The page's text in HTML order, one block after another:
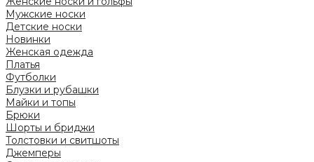
Мужские носки
Детские носки
Новинки
Женская одежда
Платья
Футболки
Блузки и рубашки
Майки и топы
Брюки
Шорты и бриджи
Толстовки и свитшоты
Джемперы